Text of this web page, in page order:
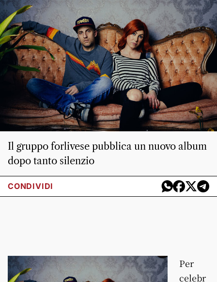
Il gruppo forlivese pubblica un nuovo album
dopo tanto silenzio
CONDIVIDI
Per
celebr